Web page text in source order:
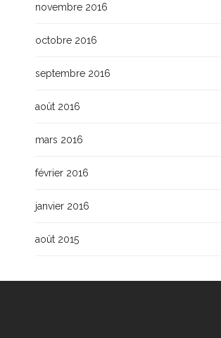
novembre 2016
octobre 2016
septembre 2016
août 2016
mars 2016
février 2016
janvier 2016
août 2015